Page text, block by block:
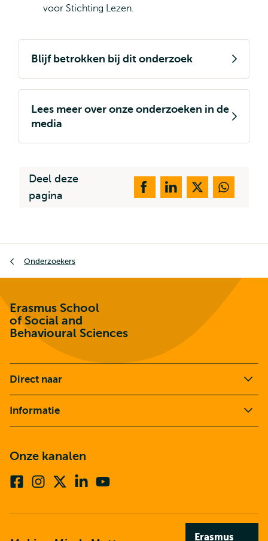
voor Stichting Lezen.
Blijf betrokken bij dit onderzoek
Lees meer over onze onderzoeken in de
media
Deel deze
pagina
Onderzoekers
Erasmus School
of Social and
Behavioural Sciences
Direct naar
Informatie
Onze kanalen
FacebookInstagram
twitter)
Linkedin
Erasmus